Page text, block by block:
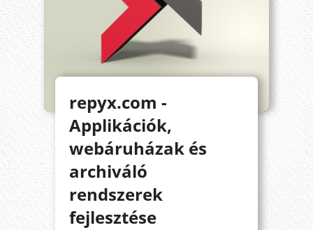
repyx.com -
Applikációk,
webáruházak és
archiváló
rendszerek
fejlesztése